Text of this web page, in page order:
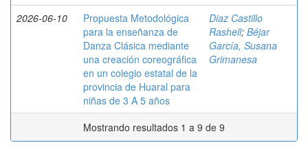
2026-06-10
Propuesta Metodológica
para la enseñanza de
Danza Clásica mediante
una creación coreográfica
en un colegio estatal de la
provincia de Huaral para
niñas de 3 A 5 años
Diaz Castillo
Rashell; Béjar
García, Susana
Grimanesa
Mostrando resultados 1 a 9 de 9